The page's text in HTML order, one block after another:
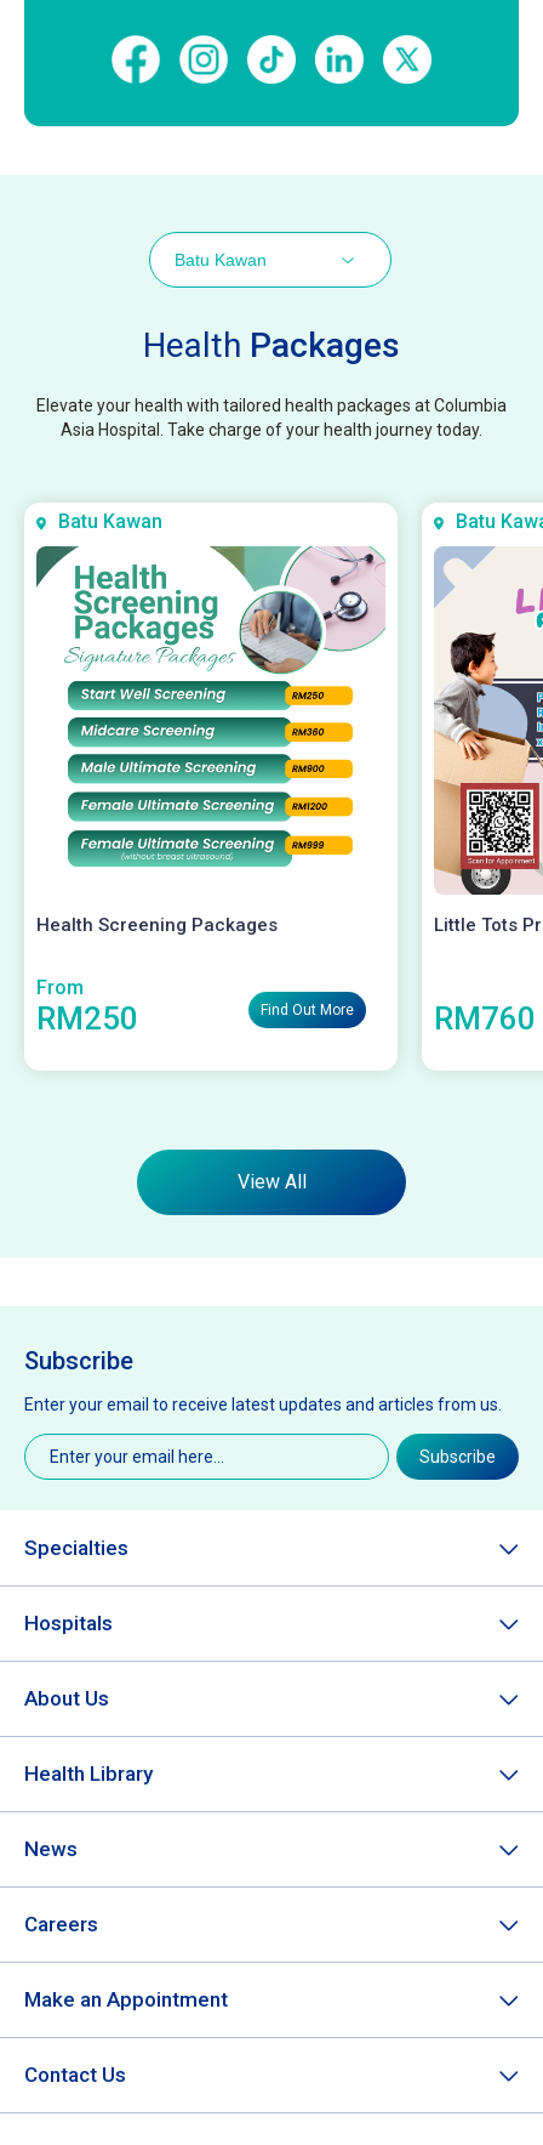
Batu Kawan
Health Packages
Elevate your health with tailored health packages at Columbia
Asia Hospital. Take charge of your health journey today.
Batu Kawan
Health Screening Packages
From
RM250 Find Out More
Batu
Little Tots
RM760
View All
Subscribe
Enter your email to receive latest updates and articles from us.
Email
Subscribe
Specialties
Hospitals
About Us
Health Library
News
Careers
Make an Appointment
Contact Us